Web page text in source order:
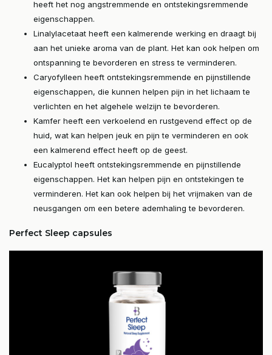
heeft het nog angstremmende en ontstekingsremmende
eigenschappen.
Linalylacetaat heeft een kalmerende werking en draagt bij
aan het unieke aroma van de plant. Het kan ook helpen om
ontspanning te bevorderen en stress te verminderen.
Caryofylleen heeft ontstekingsremmende en pijnstillende
eigenschappen, die kunnen helpen pijn in het lichaam te
verlichten en het algehele welzijn te bevorderen.
Kamfer heeft een verkoelend en rustgevend effect op de
huid, wat kan helpen jeuk en pijn te verminderen en ook
een kalmerend effect heeft op de geest.
Eucalyptol heeft ontstekingsremmende en pijnstillende
eigenschappen. Het kan helpen pijn en ontstekingen te
verminderen. Het kan ook helpen bij het vrijmaken van de
neusgangen om een betere ademhaling te bevorderen.
Perfect Sleep capsules